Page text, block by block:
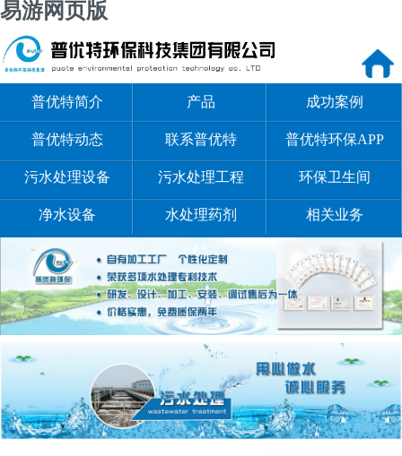
易游网页版
普优特简介 产品 成功案例
普优特动态 联系普优特 普优特环保APP
污水处理设备 污水处理工程 环保卫生间
净水设备 水处理药剂 相关业务